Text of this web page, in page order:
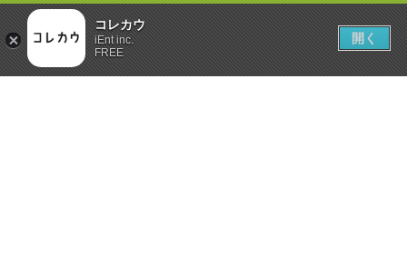
コレカウ
iEnt inc.
FREE
開く